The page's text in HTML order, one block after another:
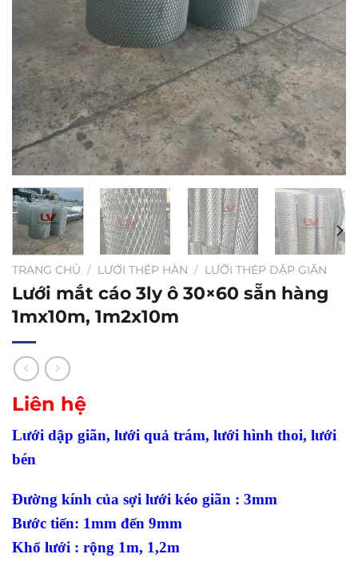
TRANG CHỦ / LƯỚI THÉP HÀN / LƯỠI THÉP DẬP GIÃN
Lưới mắt cáo 3ly ô 30×60 sẵn hàng
1mx10m, 1m2x10m
Liên hệ
Lưới dập giãn, lưới quả trám, lưới hình thoi, lưới
bén
Đường kính của sợi lưới kéo giãn : 3mm
Bước tiến: 1mm đến 9mm
Khổ lưới : rộng 1m, 1,2m